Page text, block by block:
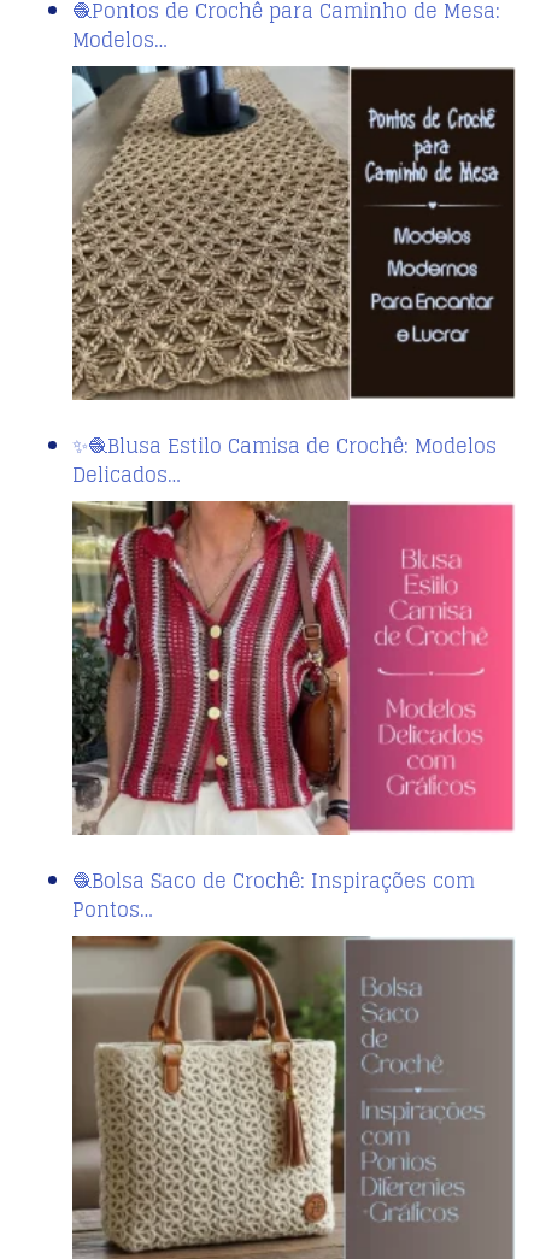
🧶Pontos de Crochê para Caminho de Mesa:
Modelos…
✨🧶Blusa Estilo Camisa de Crochê: Modelos
Delicados…
🧶Bolsa Saco de Crochê: Inspirações com
Pontos…